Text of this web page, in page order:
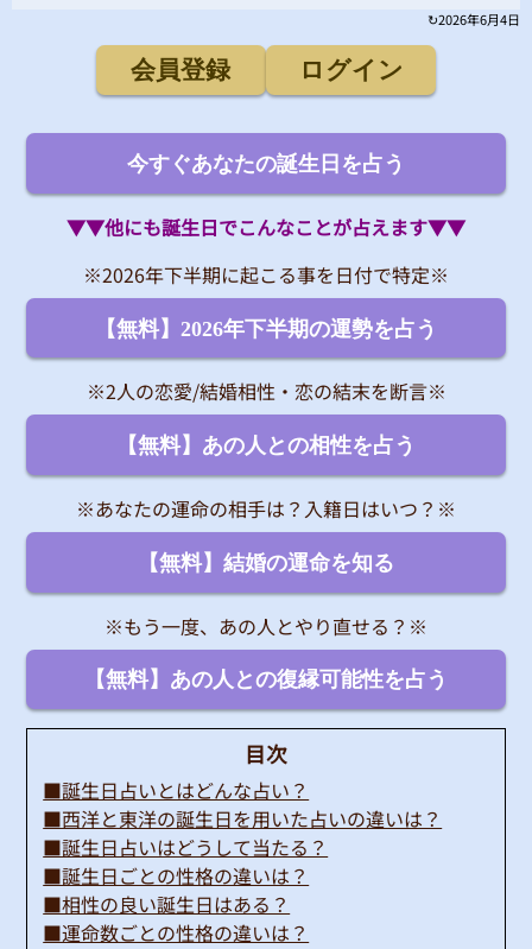
↻2026年6月4日
会員登録 ログイン
今すぐあなたの誕生日を占う
▼▼他にも誕生日でこんなことが占えます▼▼
※2026年下半期に起こる事を日付で特定※
【無料】2026年下半期の運勢を占う
※2人の恋愛/結婚相性・恋の結末を断言※
【無料】あの人との相性を占う
※あなたの運命の相手は？入籍日はいつ？※
【無料】結婚の運命を知る
※もう一度、あの人とやり直せる？※
【無料】あの人との復縁可能性を占う
目次
■誕生日占いとはどんな占い？
■西洋と東洋の誕生日を用いた占いの違いは？
■誕生日占いはどうして当たる？
■誕生日ごとの性格の違いは？
■相性の良い誕生日はある？
■運命数ごとの性格の違いは？